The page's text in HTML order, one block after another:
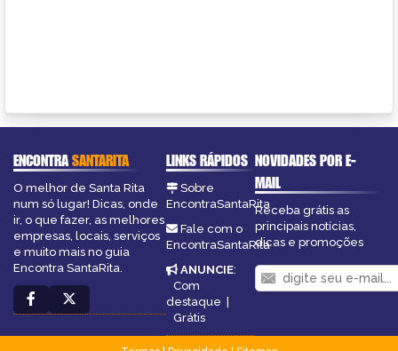
ENCONTRASANTARITA
O melhor de Santa Rita
num só lugar! Dicas, onde
ir, o que fazer, as melhores
empresas, locais, serviços
e muito mais no guia
Encontra SantaRita.
LINKS RÁPIDOS
Sobre
EncontraSantaRita
Fale com o
EncontraSantaRita
ANUNCIE:
Com
destaque
Grátis
NOVIDADES POR E-
MAIL
Receba grátis as
principais notícias,
dicas e promoções